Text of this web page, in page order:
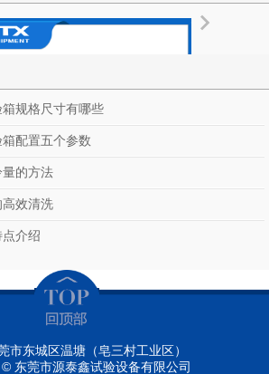
型高低温湿热交变试验箱
规格尺寸有哪些
配置五个参数
的方法
效清洗
介绍
市东城区温塘（皂三村工业区）
东莞市源泰鑫试验设备有限公司